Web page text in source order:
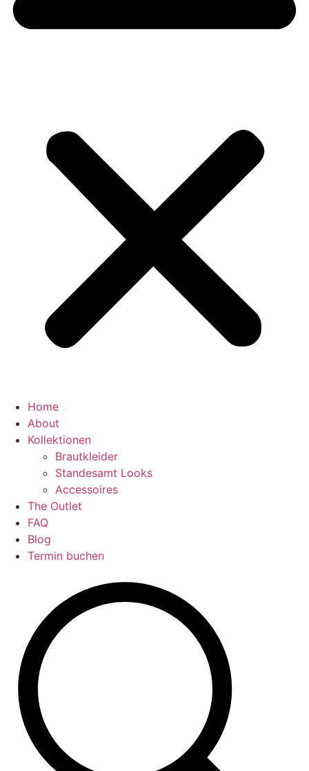
Home
About
Kollektionen
Brautkleider
Standesamt Looks
Accessoires
The Outlet
FAQ
Blog
Termin buchen